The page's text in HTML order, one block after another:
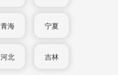
青海 宁夏
河北 吉林